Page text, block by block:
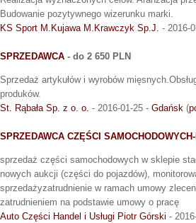
Budowanie pozytywnego wizerunku marki.
KS Sport M.Kujawa M.Krawczyk Sp.J. - 2016-
SPRZEDAWCA - do 2 650 PLN
Sprzedaż artykułów i wyrobów
produków.
St. Rąbała Sp. z o. o. - 2016-01-25 - Gdańsk (
SPRZEDAWCA CZĘŚCI
sprzedaż części samochodowych w sklepie
nowych aukcji (części do pojazdów),
sprzedażyzatrudnienie w ramach umowy
zatrudnieniem na podstawie umowy o pracę
Auto Części Handel i Usługi Piotr Górski -